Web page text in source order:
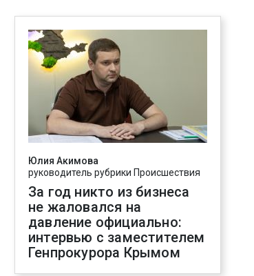
Юлия Акимова
руководитель рубрики Происшествия
За год никто из бизнеса
не жаловался на
давление официально:
интервью с заместителем
Генпрокурора Крымом